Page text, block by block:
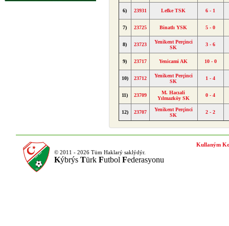
6) 23931 Lefke TSK 6 - 1
7) 23725 Binatlı YSK 5 - 0
8) 23723
Yenikent Perçinci
SK
3 - 6
9) 23717 Yenicami AK 10 - 0
10) 23712
Yenikent Perçinci
SK
1 - 4
11) 23709
M. Hacıali
Yılmazköy SK
0 - 4
12) 23707
Yenikent Perçinci
SK
2 - 2
© 2011 - 2026 Tüm Haklarý saklýdýr.
Kýbrýs Türk Futbol Federasyonu
Kullaným